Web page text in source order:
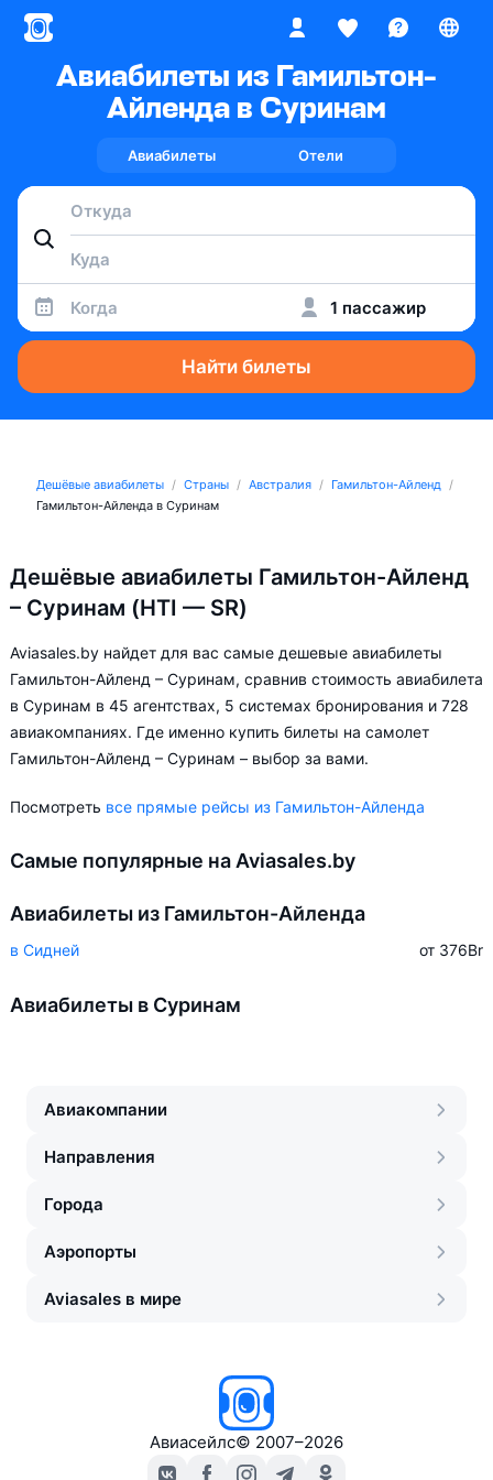
Авиабилеты из Гамильтон-
Айленда в Суринам
Авиабилеты Отели
Когда 1 пассажир
Найти билеты
Дешёвые авиабилеты Страны Австралия
Гамильтон-Айленд
Гамильтон-Айленда в Суринам
Дешёвые авиабилеты Гамильтон-Айленд
– Суринам (HTI — SR)
Aviasales.by найдет для вас самые дешевые авиабилеты
Гамильтон-Айленд – Суринам, сравнив стоимость авиабилета
в Суринам в 45 агентствах, 5 системах бронирования и 728
авиакомпаниях. Где именно купить билеты на самолет
Гамильтон-Айленд – Суринам – выбор за вами.
Посмотреть все прямые рейсы из Гамильтон-Айленда
Самые популярные на Aviasales.by
Авиабилеты из Гамильтон-Айленда
в Сидней от 376Br
Авиабилеты в Суринам
Авиакомпании
Направления
Города
Аэропорты
Aviasales в мире
Авиасейлс© 2007–2026